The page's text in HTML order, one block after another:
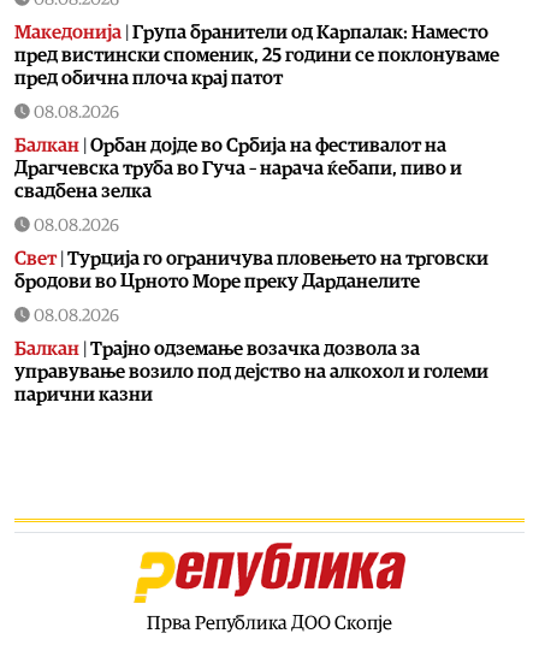
Македонија Група бранители од Карпалак: Наместо
пред вистински споменик, 25 години се поклонуваме
пред обична плоча крај патот
08.08.2026
Балкан Орбан дојде во Србија на фестивалот на
Драгчевска труба во Гуча – нарача ќебапи, пиво и
свадбена зелка
08.08.2026
Свет| Турција го ограничува пловењето на трговски
бродови во Црното Море преку Дарданелите
08.08.2026
Балкан Трајно одземање возачка дозвола за
управување возило под дејство на алкохол и големи
парични казни
08.08.2026
Иран: Отворањето на Ормутскиот Теснец зависи
Прва Република ДОО Скопје